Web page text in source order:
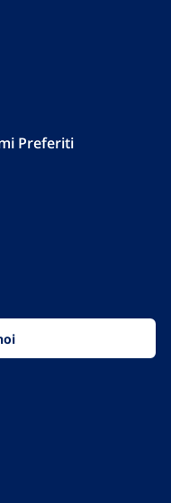
Preferiti